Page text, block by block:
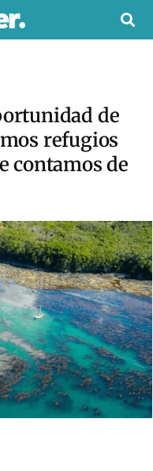
de
refugios
contamos de